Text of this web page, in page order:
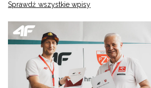
Sprawdź wszystkie wpisy